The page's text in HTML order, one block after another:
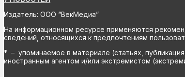
Издатель: ООО “ВекМедиа”
На информационном ресурсе применяются
сведений, относящихся к предпочтениям
* – упоминаемое в материале (статьях,
иностранным агентом и/или экстремистом